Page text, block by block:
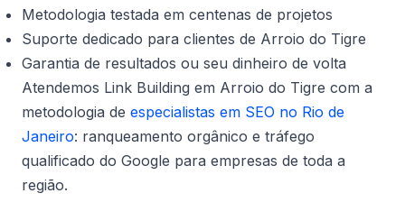
Metodologia testada em centenas de projetos
Suporte dedicado para clientes de Arroio do Tigre
Garantia de resultados ou seu dinheiro de volta
Atendemos Link Building em Arroio do Tigre com a
metodologia de especialistas em SEO no Rio de
Janeiro: ranqueamento orgânico e tráfego
qualificado do Google para empresas de toda a
região.